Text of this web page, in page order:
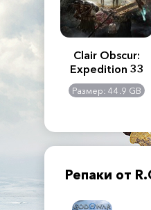
Creed
Clair Obscur:
Expedition 33
Размер: 44.9 GB
Репаки от